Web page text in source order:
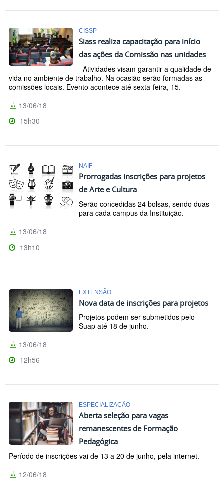
CISSP
Siass realiza capacitação para início
das ações da Comissão nas unidades
Atividades visam garantir a qualidade de
vida no ambiente de trabalho. Na ocasião serão formadas as
comissões locais. Evento acontece até sexta-feira, 15.
13/06/18
15h30
NAIF
Prorrogadas inscrições para projetos
de Arte e Cultura
Serão concedidas 24 bolsas, sendo duas
para cada campus da Instituição.
13/06/18
13h10
EXTENSÃO
Nova data de inscrições para projetos
Projetos podem ser submetidos pelo
Suap até 18 de junho.
13/06/18
12h56
ESPECIALIZAÇÃO
Aberta seleção para vagas
remanescentes de Formação
Pedagógica
Período de inscrições vai de 13 a 20 de junho, pela internet.
12/06/18